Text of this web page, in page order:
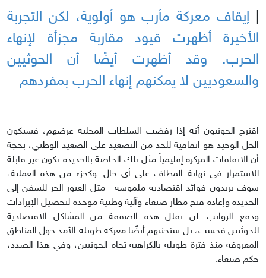
إيقاف معركة مأرب هو أولوية، لكن التجربة
الأخيرة أظهرت قيود مقاربة مجزأة لإنهاء
الحرب. وقد أظهرت أيضًا أن الحوثيين
والسعوديين لا يمكنهم إنهاء الحرب بمفردهم
اقترح الحوثيون أنه إذا رفضت السلطات المحلية عرضهم، فسيكون
الحل الوحيد هو اتفاقية للحد من التصعيد على الصعيد الوطني، بحجة
أن الاتفاقات المركزة إقليمياً مثل تلك الخاصة بالحديدة تكون غير قابلة
للاستمرار في نهاية المطاف على أي حال. وكجزء من هذه العملية،
سوف يريدون فوائد اقتصادية ملموسة - مثل العبور الحر للسفن إلى
الحديدة وإعادة فتح مطار صنعاء وآلية وطنية موحدة لتحصيل الإيرادات
ودفع الرواتب. لن تقلل هذه الصفقة من المشاكل الاقتصادية
للحوثيين فحسب، بل ستجنبهم أيضًا معركة طويلة الأمد حول المناطق
المعروفة منذ فترة طويلة بالكراهية تجاه الحوثيين، وفي هذا الصدد،
حكم صنعاء.